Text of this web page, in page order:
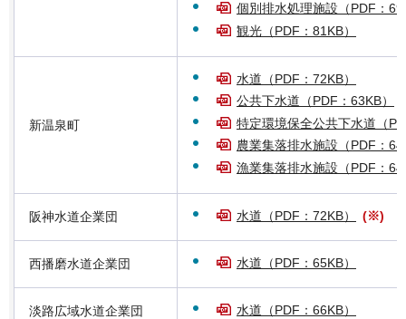
個別排水処理施設（PDF：
観光（PDF：81KB）
新温泉町
水道（PDF：72KB）
公共下水道（PDF：63KB）
特定環境保全公共下水道（
農業集落排水施設（PDF：
漁業集落排水施設（PDF：
阪神水道企業団 水道（PDF：72KB） (※)
西播磨水道企業団 水道（PDF：65KB）
淡路広域水道企業団 水道（PDF：66KB）